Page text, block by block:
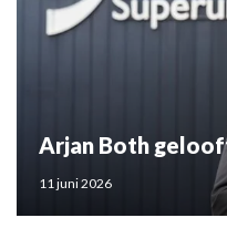
Arjan Both
11 juni 2026